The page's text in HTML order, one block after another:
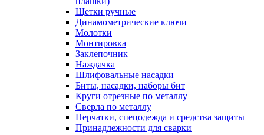
Щетки ручные
Динамометрические ключи
Молотки
Монтировка
Заклепочник
Наждачка
Шлифовальные насадки
Биты, насадки, наборы бит
Круги отрезные по металлу
Сверла по металлу
Перчатки, спецодежда и средства защиты
Принадлежности для сварки